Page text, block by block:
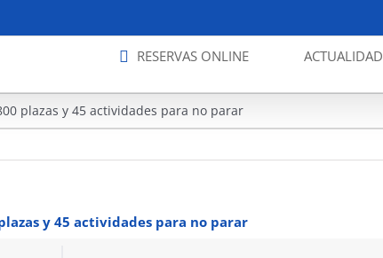
RESERVAS ONLINE ACTUALIDAD
plazas y 45 actividades para no parar
y 45 actividades para no parar